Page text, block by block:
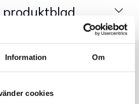
Information Om
cookies
produktblad